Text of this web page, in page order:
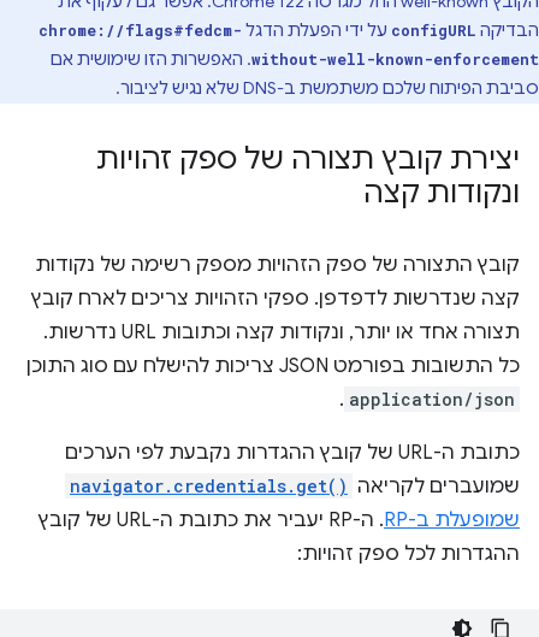
הבדיקה configURL על ידי הפעלת הדגל chrome://flags#fedcm-
without-well-known-enforcement. האפשרות הזו שימושית אם
סביבת הפיתוח שלכם משתמשת ב-DNS שלא נגיש לציבור.
יצירת קובץ תצורה של ספק זהויות
ונקודות קצה
קובץ התצורה של ספק הזהויות מספק רשימה של נקודות
קצה שנדרשות לדפדפן. ספקי הזהויות צריכים לארח קובץ
תצורה אחד או יותר, ונקודות קצה וכתובות URL נדרשות.
כל התשובות בפורמט JSON צריכות להישלח עם סוג התוכן
application/json
.
כתובת ה-URL של קובץ ההגדרות נקבעת לפי הערכים
שמועברים לקריאה navigator.credentials.get()
שמופעלת ב-RP
. ה-RP יעביר את כתובת ה-URL של קובץ
ההגדרות לכל ספק זהויות: